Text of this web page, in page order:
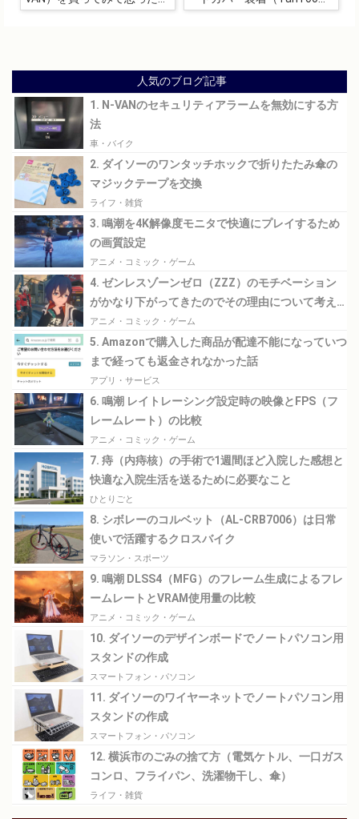
人気のブログ記事
1. N-VANのセキュリティアラームを無効にする方
法
車・バイク
2. ダイソーのワンタッチホックで折りたたみ傘の
マジックテープを交換
ライフ・雑貨
3. 鳴潮を4K解像度モニタで快適にプレイするため
の画質設定
アニメ・コミック・ゲーム
4. ゼンレスゾーンゼロ（ZZZ）のモチベーション
がかなり下がってきたのでその理由について考え
てみる
アニメ・コミック・ゲーム
5. Amazonで購入した商品が配達不能になっていつ
まで経っても返金されなかった話
アプリ・サービス
6. 鳴潮 レイトレーシング設定時の映像とFPS（フ
レームレート）の比較
アニメ・コミック・ゲーム
7. 痔（内痔核）の手術で1週間ほど入院した感想と
快適な入院生活を送るために必要なこと
ひとりごと
8. シボレーのコルベット（AL-CRB7006）は日常
使いで活躍するクロスバイク
マラソン・スポーツ
9. 鳴潮 DLSS4（MFG）のフレーム生成によるフレ
ームレートとVRAM使用量の比較
アニメ・コミック・ゲーム
10. ダイソーのデザインボードでノートパソコン用
スタンドの作成
スマートフォン・パソコン
11. ダイソーのワイヤーネットでノートパソコン用
スタンドの作成
スマートフォン・パソコン
12. 横浜市のごみの捨て方（電気ケトル、一口ガス
コンロ、フライパン、洗濯物干し、傘）
ライフ・雑貨